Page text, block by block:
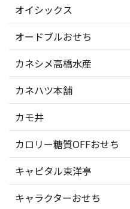
オイシックス
オードブルおせち
カネシメ高橋水産
カネハツ本舗
カモ井
カロリー糖質OFFおせち
キャピタル東洋亭
キャラクターおせち